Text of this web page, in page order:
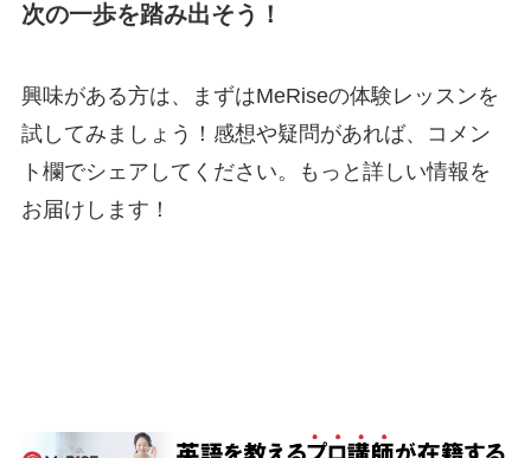
次の一歩を踏み出そう！
興味がある方は、まずはMeRiseの体験レッスンを
試してみましょう！感想や疑問があれば、コメン
ト欄でシェアしてください。もっと詳しい情報を
お届けします！